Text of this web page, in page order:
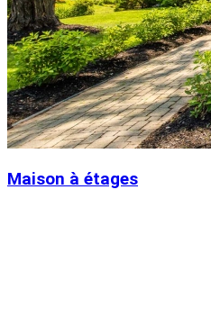
Maison à étages